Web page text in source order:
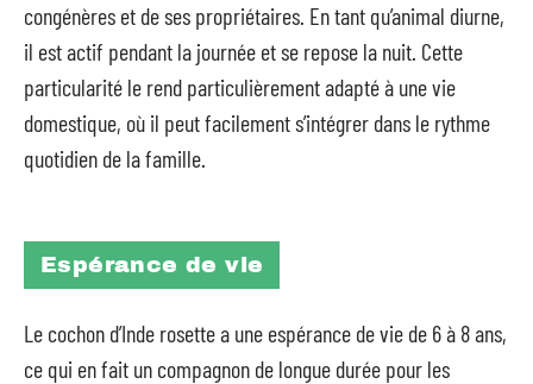
congénères et de ses propriétaires. En tant qu’animal diurne,
il est actif pendant la journée et se repose la nuit. Cette
particularité le rend particulièrement adapté à une vie
domestique, où il peut facilement s’intégrer dans le rythme
quotidien de la famille.
Espérance de vie
Le cochon d’Inde rosette a une espérance de vie de 6 à 8 ans,
ce qui en fait un compagnon de longue durée pour les